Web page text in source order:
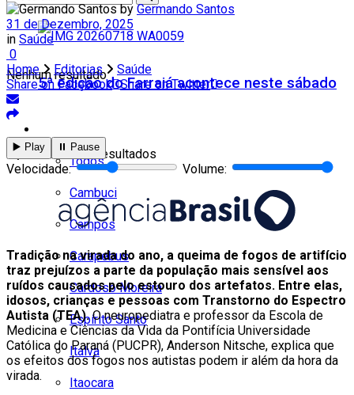
5ª edição do Farraiá acontece neste sábado
Todos
Cambuci
Campos
Carapebus
Cardoso Moreira
Espírito Santo
Italva
Itaocara
Nenhum resultado
Ver todos os resultados
by Germando Santos
31 de Dezembro, 2025
in Saúde
0
Home
Editorias
Saúde
Share on Facebook Share on Twitter
▶️ Play ⏸️ Pause
Velocidade: Volume:
Tradição na virada do ano, a queima de fogos de artifício
traz prejuízos a parte da população mais sensível aos
ruídos causados pelo estouro dos artefatos. Entre elas,
idosos, crianças e pessoas com Transtorno do Espectro
Autista (TEA).O neuropediatra e professor da Escola de
Medicina e Ciências da Vida da Pontifícia Universidade
Católica do Paraná (PUCPR), Anderson Nitsche, explica que
os efeitos dos fogos nos autistas podem ir além da hora da
virada.